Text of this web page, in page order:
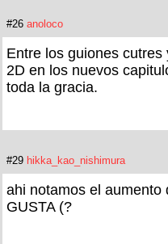
#26 anoloco
Entre los guiones
2D en los nuevos
toda la gracia.
#29 hikka_kao_nishimura
ahi notamos el aumento
GUSTA (?